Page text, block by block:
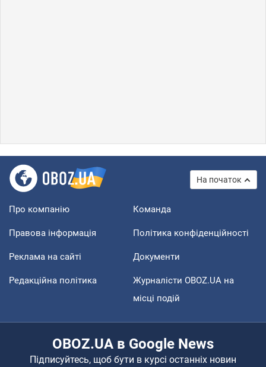
На початок
Про компанію Команда
Правова інформація Політика конфіденційності
Реклама на сайті Документи
Редакційна політика
Журналісти OBOZ.UA на
місці подій
OBOZ.UA в Google News
Підписуйтесь, щоб бути в курсі останніх новин